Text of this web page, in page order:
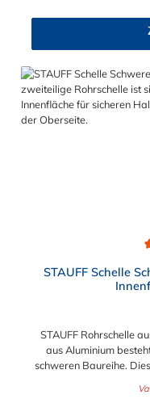
100 M12 x 80 7S M16 x 130 - 8S M20 x 190 - 9S M24 x 220 -
STAUFF Schelle
STAUFF Rohrschelle
aus Aluminium
schweren Baureihe.
Befestigung von